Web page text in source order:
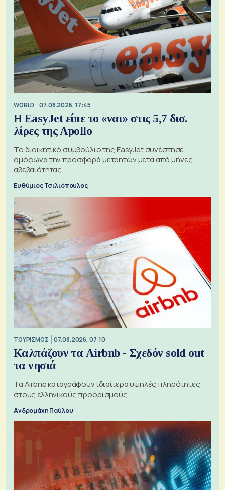
WORLD 07.08.2026, 17:45
Η EasyJet είπε το «ναι» στις 5,7 δισ.
λίρες της Apollo
Το διοικητικό συμβούλιο της EasyJet συνέστησε
ομόφωνα την προσφορά μετρητών μετά από μήνες
αβεβαιότητας
Ευθύμιος Τσιλιόπουλος
ΤΟΥΡΙΣΜΟΣ 07.08.2026, 07:10
Καλπάζουν τα Airbnb - Σχεδόν sold out
τα νησιά
Τα Airbnb καταγράφουν ιδιαίτερα υψηλές πληρότητες
στους ελληνικούς προορισμούς
Ανδρομάχη Παύλου